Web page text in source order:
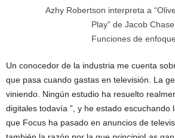
Azhy Robertson interpreta a
Play” de Jacob Chase.
Funciones de enfoque
Un conocedor de la industria me cuenta
que pasa cuando gastas en televisión. La
viniendo. Ningún estudio ha resuelto
digitales todavía ”, y he estado escuchando
que Focus ha pasado en anuncios de